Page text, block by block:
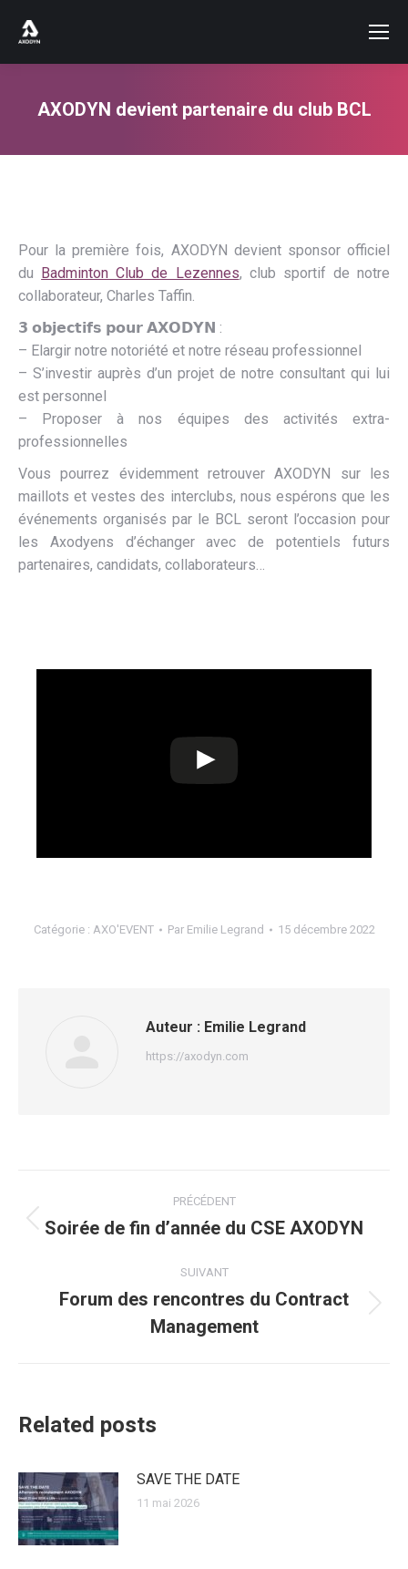
AXODYN devient partenaire du club BCL
Pour la première fois, AXODYN devient sponsor officiel
du Badminton Club de Lezennes, club sportif de notre
collaborateur, Charles Taffin.
𝟯 𝗼𝗯𝗷𝗲𝗰𝘁𝗶𝗳𝘀 𝗽𝗼𝘂𝗿 𝗔𝗫𝗢𝗗𝗬𝗡 :
– Elargir notre notoriété et notre réseau professionnel
– S’investir auprès d’un projet de notre consultant qui lui
est personnel
– Proposer à nos équipes des activités extra-
professionnelles
Vous pourrez évidemment retrouver AXODYN sur les
maillots et vestes des interclubs, nous espérons que les
événements organisés par le BCL seront l’occasion pour
les Axodyens d’échanger avec de potentiels futurs
partenaires, candidats, collaborateurs…
Catégorie : AXO'EVENT Par Emilie Legrand 15 décembre 2022
Auteur : Emilie Legrand
https://axodyn.com
article
PRÉCÉDENT
Article
:
Soirée de fin d’année du CSE AXODYN
SUIVANT
suivant
Forum des rencontres du Contract
Management
Related posts
SAVE THE DATE
11 mai 2026